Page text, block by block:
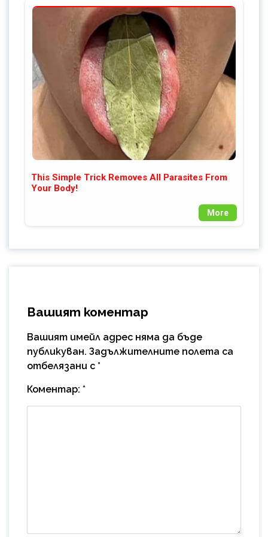
This Simple Trick Removes All Parasites From
Your Body!
More
Вашият коментар
Вашият имейл адрес няма да бъде
публикуван. Задължителните полета са
отбелязани с *
Коментар: *